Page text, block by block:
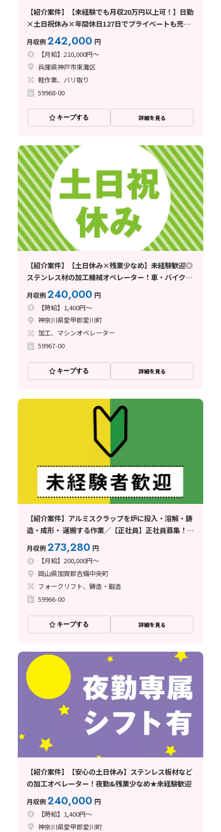
【紹介案件】【未経験でも月収20万円以上可！】日勤
×土日祝休み×年間休日127日でプライベートも充実
◎手のひらサイズ部品の簡単な加工☆万全の教育体制
☆髪色&髪型も自由♪
月収例242,000 円
【月給】210,000円～
兵庫県神戸市東灘区
軽作業、バリ取り
59968-00
キープする 詳細を見る
【紹介案件】【土日休み×残業少なめ】未経験歓迎◎
ステンレス材の加工機械オペレーター！車・バイク通
勤OK♪
月収例240,000 円
【時給】1,400円～
神奈川県愛甲郡愛川町
加工、マシンオペレーター
59967-00
キープする 詳細を見る
【紹介案件】アルミスクラップを炉に投入・溶解・鋳
造・成形・ 運搬する作業／【正社員】正社員募集！福
利厚生充実！資格支援！年収450万円以上可！
月収例273,280 円
【月給】200,000円～
岡山県加賀郡吉備中央町
フォークリフト、鋳造・鍛造
59966-00
キープする 詳細を見る
【紹介案件】【安心の土日休み】ステンレス板材など
の加工オペレーター！夜勤&残業少なめ★未経験歓迎
月収例240,000 円
【時給】1,400円～
神奈川県愛甲郡愛川町